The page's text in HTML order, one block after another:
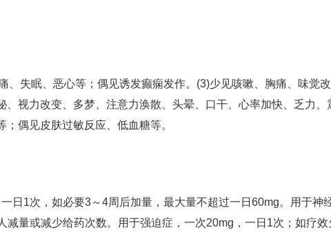
、失眠、恶心等；偶见诱发癫痫发作。(3)少见咳嗽、胸痛、味觉改
、视力改变、多梦、注意力涣散、头晕、口干、心率加快、乏力、
偶见皮肤过敏反应、低血糖等。
日1次，如必要3～4周后加量，最大量不超过一日60mg。用于神
减量或减少给药次数。用于强迫症，一次20mg，一日1次；如疗效